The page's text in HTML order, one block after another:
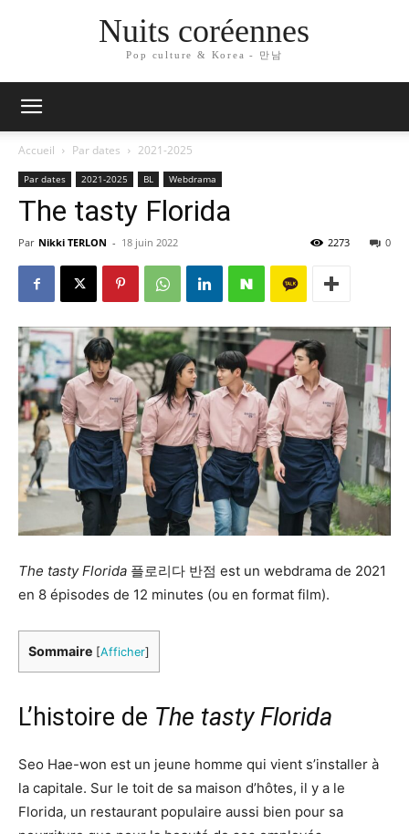
Nuits coréennes
Pop culture & Korea - 만남
Accueil Par dates 2021-2025
Par dates 2021-2025 BL Webdrama
The tasty Florida
Par Nikki TERLON - 18 juin 2022 0
2273
The tasty Florida 플로리다 반점 est un webdrama de 2021
en 8 épisodes de 12 minutes (ou en format film).
Sommaire [Afficher]
L’histoire de The tasty Florida
Seo Hae-won est un jeune homme qui vient s’installer à
la capitale. Sur le toit de sa maison d’hôtes, il y a le
Florida, un restaurant populaire aussi bien pour sa